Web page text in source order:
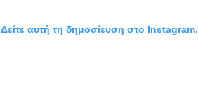
Δείτε αυτή τη δημοσίευση στο Instagram.